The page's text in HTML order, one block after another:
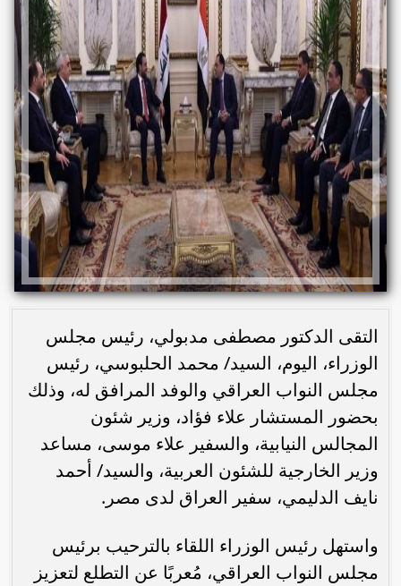
التقى الدكتور مصطفى مدبولي، رئيس مجلس
الوزراء، اليوم، السيد/ محمد الحلبوسي، رئيس
مجلس النواب العراقي والوفد المرافق له، وذلك
بحضور المستشار علاء فؤاد، وزير شئون
المجالس النيابية، والسفير علاء موسى، مساعد
وزير الخارجية للشئون العربية، والسيد/ أحمد
نايف الدليمي، سفير العراق لدى مصر.
واستهل رئيس الوزراء اللقاء بالترحيب برئيس
مجلس النواب العراقي، مُعربًا عن التطلع لتعزيز